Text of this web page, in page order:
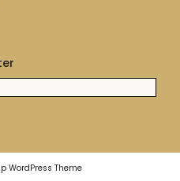
WordPress Theme